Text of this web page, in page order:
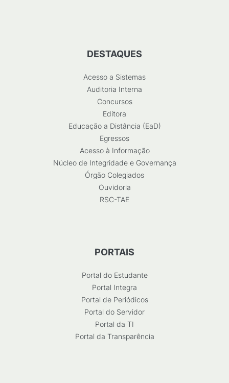
DESTAQUES
Acesso a Sistemas
Auditoria Interna
Concursos
Editora
Educação a Distância (EaD)
Egressos
Acesso à Informação
Núcleo de Integridade e Governança
Órgão Colegiados
Ouvidoria
RSC-TAE
PORTAIS
Portal do Estudante
Portal Integra
Portal de Periódicos
Portal do Servidor
Portal da TI
Portal da Transparência